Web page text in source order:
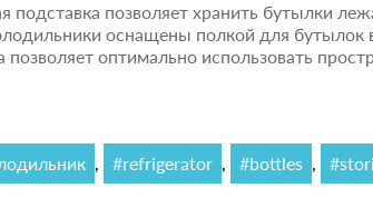
позволяет хранить бутылки
оснащены полкой для бутылок
оптимально использовать
, #refrigerator , #bottles ,